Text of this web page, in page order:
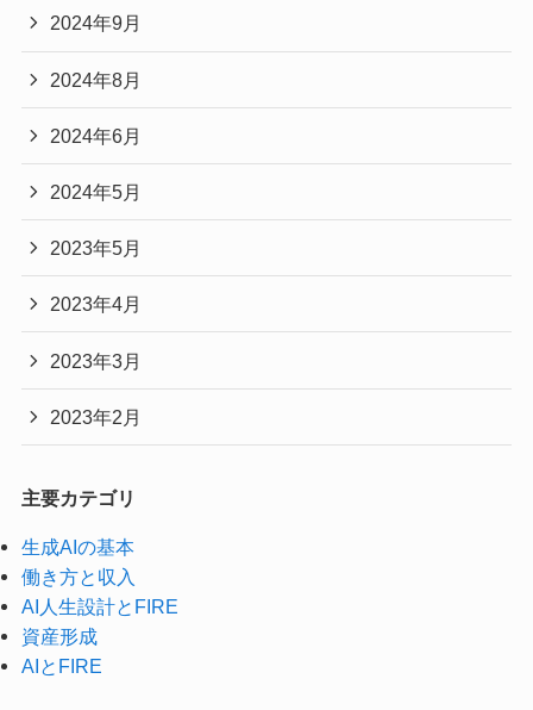
2024年9月
2024年8月
2024年6月
2024年5月
2023年5月
2023年4月
2023年3月
2023年2月
主要カテゴリ
生成AIの基本
働き方と収入
AI人生設計とFIRE
資産形成
AIとFIRE